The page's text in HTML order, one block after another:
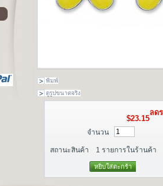
พิมพ์
ดูรูปขนาดจริง
ลด
$23.15
จำนวน
สถานะสินค้า 1 รายการในร้านค้า